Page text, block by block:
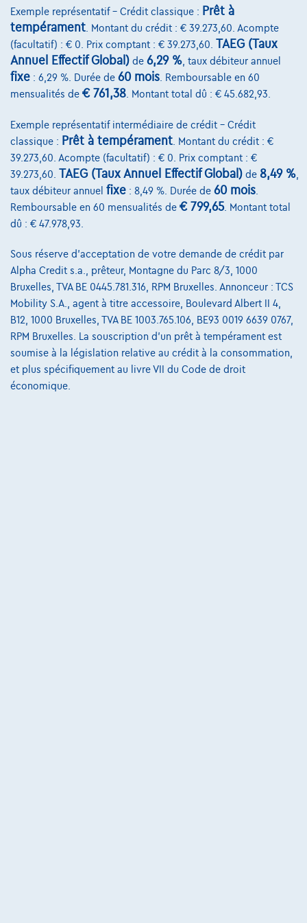
e Coupé AMG Night Dodehoek KEYLESS-GO Sfeerlicht
08/2025
14.000 km Hybride
Automatique
120 kW ( 163 CV )
€39.950 ✓TVA déductible
€12.588,23
Découvrez l’exemple chiffré complet
3630 Maasmechelen,Ramakers Car Center
Comparer
Exemple représentatif – Crédit classique : Prêt à
tempérament . Montant du crédit : € 39.273,60. Acompte
(facultatif) : € 0. Prix comptant : € 39.273,60. TAEG (Taux
Annuel Effectif Global) de 6,29 % , taux débiteur annuel
fixe : 6,29 %. Durée de 60 mois . Remboursable en 60
mensualités de € 761,38 . Montant total dû : € 45.682,93.
Exemple représentatif intermédiaire de crédit – Crédit
classique : Prêt à tempérament . Montant du crédit : €
39.273,60. Acompte (facultatif) : € 0. Prix comptant : €
39.273,60. TAEG (Taux Annuel Effectif Global) de 8,49 %
taux débiteur annuel fixe : 8,49 %. Durée de 60 mois
Remboursable en 60 mensualités de € 799,65. Montant total
dû : € 47.978,93.
Sous réserve d'acceptation de votre demande de crédit par
Alpha Credit s.a., prêteur, Montagne du Parc 8/3, 1000
Bruxelles, TVA BE 0445.781.316, RPM Bruxelles. Annonceur : TCS
Mobility S.A., agent à titre accessoire, Boulevard Albert II 4,
B12, 1000 Bruxelles, TVA BE 1003.765.106, BE93 0019 6639 0767,
RPM Bruxelles. La souscription d'un prêt à tempérament est
soumise à la législation relative au crédit à la consommation,
et plus spécifiquement au livre VII du Code de droit
économique.